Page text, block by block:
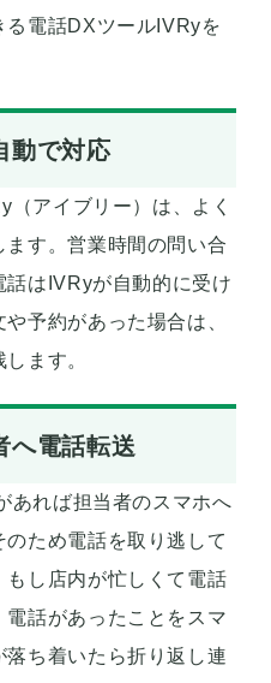
る電話DXツールIVRyを
動で対応
（アイブリー）は、よく
す。営業時間の問い合
はIVRyが自動的に受け
予約があった場合は、
ます。
へ電話転送
あれば担当者のスマホへ
ため電話を取り逃して
もし店内が忙しくて電話
話があったことをスマ
ち着いたら折り返し連